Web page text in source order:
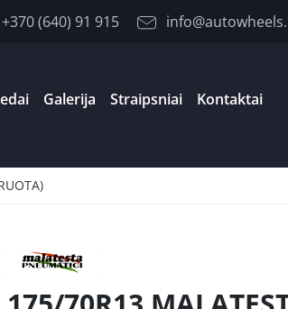
+370 (640) 91 915
Galerija Straipsniai Kontaktai